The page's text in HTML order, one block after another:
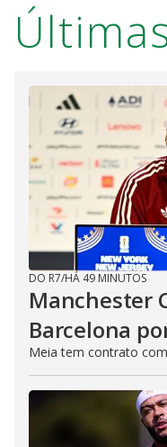
DO R7/HÁ 49 MINUTOS
Manchester
Barcelona
Meia tem contrato